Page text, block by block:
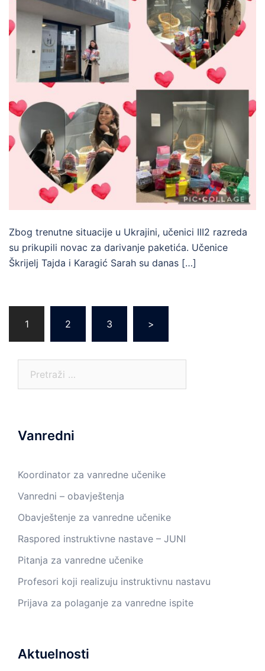
Zbog trenutne situacije u Ukrajini, učenici III2 razreda
su prikupili novac za darivanje paketića. Učenice
Škrijelj Tajda i Karagić Sarah su danas […]
pagination
1 2 3 >
Vanredni
Koordinator za vanredne učenike
Vanredni – obavještenja
Obavještenje za vanredne učenike
Raspored instruktivne nastave – JUNI
Pitanja za vanredne učenike
Profesori koji realizuju instruktivnu nastavu
Prijava za polaganje za vanredne ispite
Aktuelnosti